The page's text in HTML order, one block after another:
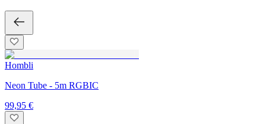
Hombli
Neon Tube - 5m RGBIC
99,95 €